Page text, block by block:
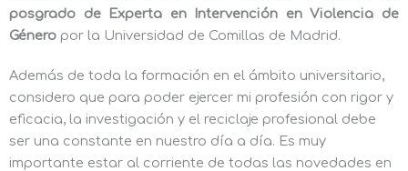
posgrado de Experta en Intervención en Violencia de
Género por la Universidad de Comillas de Madrid.
Además de toda la formación en el ámbito universitario,
considero que para poder ejercer mi profesión con rigor y
eficacia, la investigación y el reciclaje profesional debe
ser una constante en nuestro día a día. Es muy
importante estar al corriente de todas las novedades en